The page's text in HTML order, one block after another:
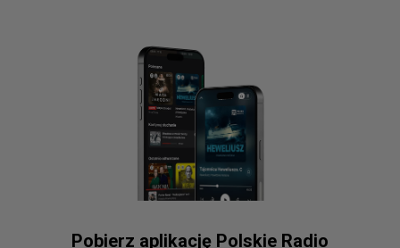
Pobierz aplikację Polskie Radio